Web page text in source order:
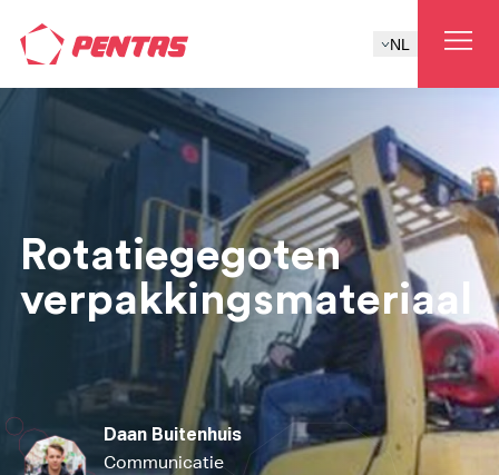
NL
Rotatiegegoten
verpakkingsmateriaal
Daan Buitenhuis
Communicatie